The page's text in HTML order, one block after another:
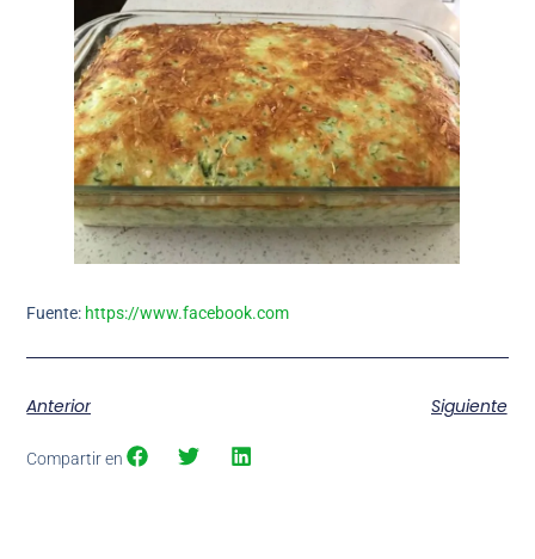
Fuente: https://www.facebook.com
Anterior Siguiente
Compartir en